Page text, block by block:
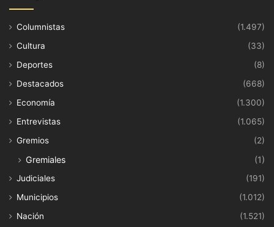
Columnistas
(1.497)
Cultura
(33)
Deportes
(8)
Destacados
(668)
Economía
(1.300)
Entrevistas
(1.065)
Gremios
(2)
Gremiales (1)
Judiciales
(191)
Municipios
(1.012)
Nación
(1.521)